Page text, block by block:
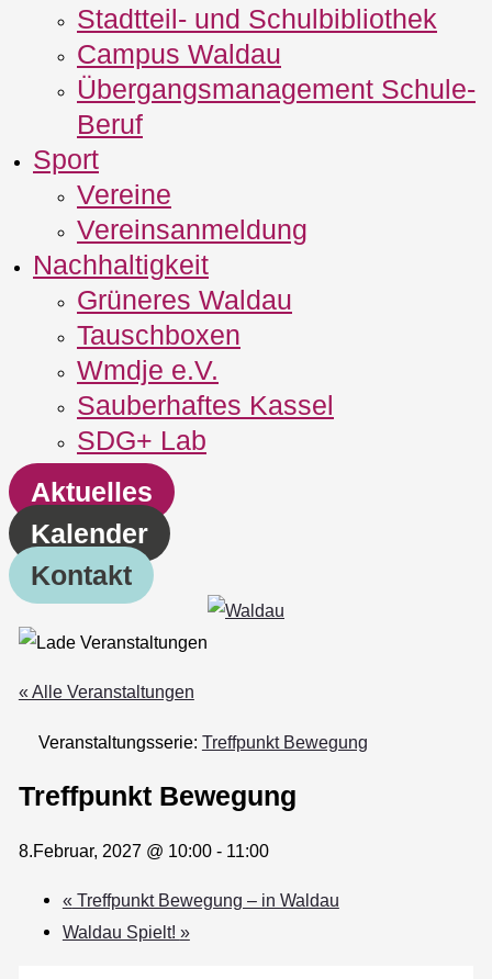
Stadtteil- und Schulbibliothek
Campus Waldau
Übergangsmanagement Schule‐
Beruf
Sport
Vereine
Vereinsanmeldung
Nachhaltigkeit
Grüneres Waldau
Tauschboxen
Wmdje e.V.
Sauberhaftes Kassel
SDG+ Lab
Aktuelles
Kalender
Kontakt
« Alle Veranstaltungen
Veranstaltungsserie: Treffpunkt Bewegung
Treffpunkt Bewegung
8.Februar, 2027 @ 10:00- 11:00
« Treffpunkt Bewegung – in Waldau
Waldau Spielt! »